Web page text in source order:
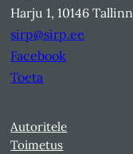
Harju 1, 10146 Tallinn
sirp@sirp.ee
Facebook
Toeta
Autoritele
Toimetus